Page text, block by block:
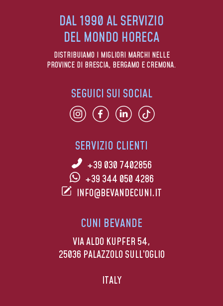
DAL 1990 AL SERVIZIO
DEL MONDO HORECA
DISTRIBUIAMO I MIGLIORI MARCHI NELLE
PROVINCE DI BRESCIA, BERGAMO E CREMONA.
SERVIZIO CLIENTI
+39 030 7402856
+39 344 050 4286
INFO@BEVANDECUNI.IT
CUNI BEVANDE
VIA ALDO KUPFER 54,
25036 PALAZZOLO SULL’OGLIO
ITALY
SEGUICI SUI SOCIAL